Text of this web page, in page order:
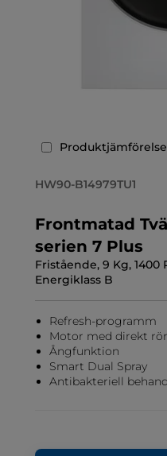
Produktjämförelse
HW90-B14979TU1
Frontmatad
serien 7 Plus
Fristående, 9 Kg,
Energiklass B
Refresh-programm
Motor med direkt
Ångfunktion
Smart Dual Spray
Antibakteriell